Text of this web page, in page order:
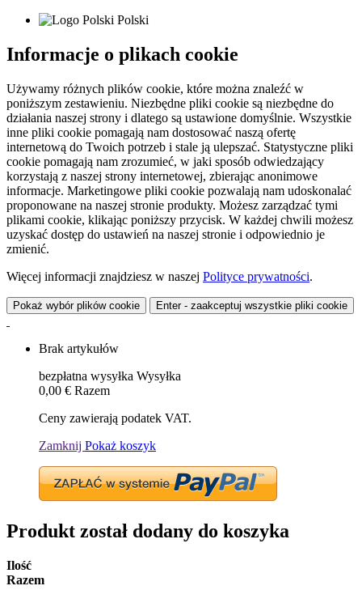
Polski
Informacje o plikach cookie
Używamy różnych plików cookie, które można znaleźć w
poniższym zestawieniu. Niezbędne pliki cookie są niezbędne do
działania naszej strony i dlatego są ustawione domyślnie. Wszystkie
inne pliki cookie pomagają nam dostosować naszą ofertę
internetową do Twoich potrzeb i stale ją ulepszać. Statystyczne pliki
cookie pomagają nam zrozumieć, w jaki sposób odwiedzający
korzystają z naszej strony internetowej, zbierając anonimowe
informacje. Marketingowe pliki cookie pozwalają nam udoskonalać
proponowane na naszej stronie produkty. Możesz zarządzać tymi
plikami cookie, klikając poniższy przycisk. W każdej chwili możesz
uzyskać dostęp do ustawień na naszej stronie i odpowiednio je
zmienić.
Więcej informacji znajdziesz w naszej Polityce prywatności.
Pokaż wybór plików cookie Enter - zaakceptuj wszystkie pliki cookie
Brak artykułów
bezpłatna wysyłka Wysyłka
0,00 € Razem
Ceny zawierają podatek VAT.
Zamknij Pokaż koszyk
Produkt został dodany do koszyka
Ilość
Razem